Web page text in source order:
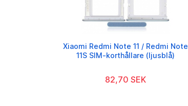
Xiaomi Redmi Note 11 / Redmi Note
11S SIM-korthållare (ljusblå)
82,70 SEK